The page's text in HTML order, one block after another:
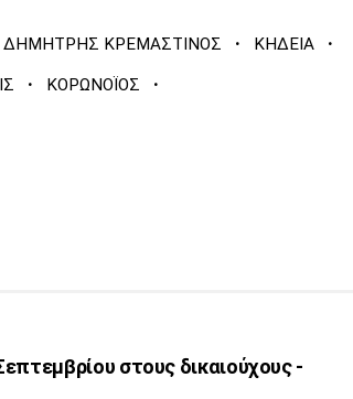
ΔΗΜΗΤΡΗΣ ΚΡΕΜΑΣΤΙΝΟΣ · ΚΗΔΕΙΑ ·
· ΚΟΡΩΝΟΪΟΣ ·
στους δικαιούχους -